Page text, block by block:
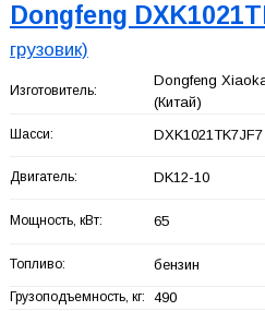
Dongfeng
грузовик)
Изготовитель:
Dongfeng
(Китай)
Шасси: DXK1021TK7JF7
Двигатель: DK12-10
Мощность, кВт: 65
Топливо: бензин
Грузоподъемность, кг: 490